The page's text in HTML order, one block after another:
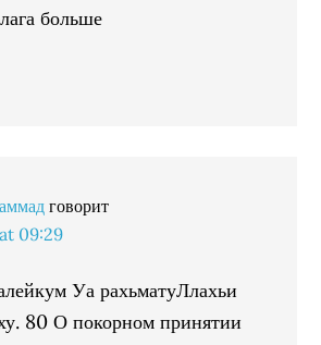
больше
говорит
09:29
Уа рахьматуЛлахьи
80 О покорном принятии